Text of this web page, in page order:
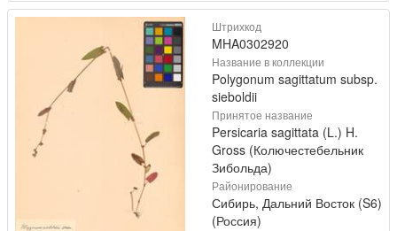
Штрихкод
MHA0302920
Название в коллекции
Polygonum sagittatum subsp.
sieboldii
Принятое название
Persicaria sagittata (L.) H.
Gross (Колючестебельник
Зибольда)
Районирование
Сибирь, Дальний Восток (S6)
(Россия)